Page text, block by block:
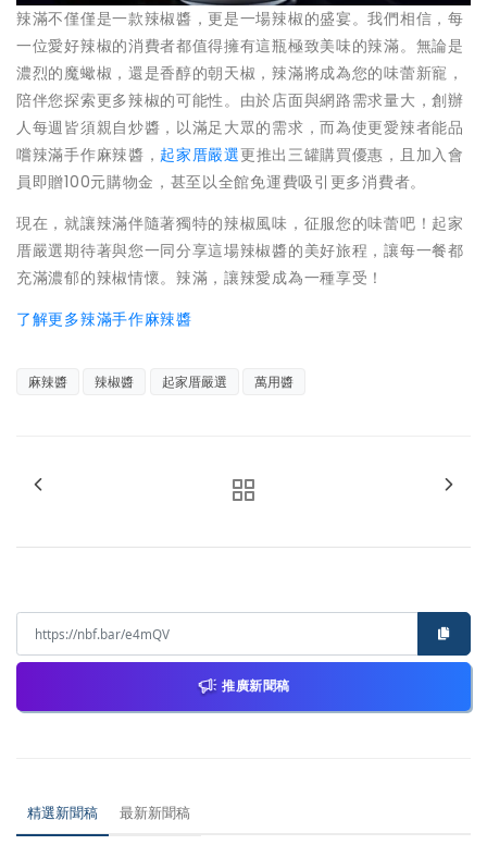
辣滿不僅僅是一款辣椒醬，更是一場辣椒的盛宴。我們相信，每
一位愛好辣椒的消費者都值得擁有這瓶極致美味的辣滿。無論是
濃烈的魔蠍椒，還是香醇的朝天椒，辣滿將成為您的味蕾新寵，
陪伴您探索更多辣椒的可能性。由於店面與網路需求量大，創辦
人每週皆須親自炒醬，以滿足大眾的需求，而為使更愛辣者能品
嚐辣滿手作麻辣醬， 起家厝嚴選更推出三罐購買優惠，且加入會
員即贈100元購物金，甚至以全館免運費吸引更多消費者。
現在，就讓辣滿伴隨著獨特的辣椒風味，征服您的味蕾吧！起家
厝嚴選期待著與您一同分享這場辣椒醬的美好旅程，讓每一餐都
充滿濃郁的辣椒情懷。辣滿，讓辣愛成為一種享受！
了解更多辣滿手作麻辣醬
麻辣醬 辣椒醬 起家厝嚴選 萬用醬
推廣新聞稿
精選新聞稿 最新新聞稿